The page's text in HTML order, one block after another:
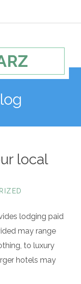
local
lodging paid
may range
to luxury
hotels may